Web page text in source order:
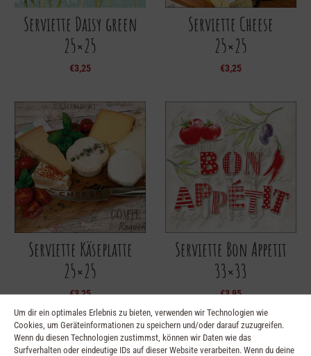
Um dir ein optimales Erlebnis zu bieten, verwenden wir Technologien wie
Cookies, um Geräteinformationen zu speichern und/oder darauf zuzugreifen.
Wenn du diesen Technologien zustimmst, können wir Daten wie das
Surfverhalten oder eindeutige IDs auf dieser Website verarbeiten. Wenn du deine
Serviette Daisy green
25×25
€3,25
Serviette Cheese
25×25
€3,25
Serviette Käseplatte
25×25
€3,25
Serviette Bon Appetit
33×33
€3,95